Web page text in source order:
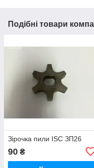
Подібні товари
Зірочка пили ISC ЗП26
90 ₴